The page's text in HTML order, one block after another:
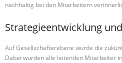
nachhaltig bei den Mitarbeitern
Strategieentwicklung
Auf Gesellschafterebene wurde die
Dabei wurden alle leitenden Mitarbeiter